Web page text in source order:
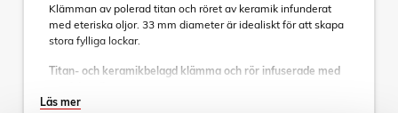
Klämman av polerad titan och röret av keramik infunderat
med eteriska oljor. 33 mm diameter är idealiskt för att skapa
stora fylliga lockar.
Titan- och keramikbelagd klämma och rör infuserade med
ON-OFF DUAL PLATES är en dubbelbelagd locktång:
Läs mer